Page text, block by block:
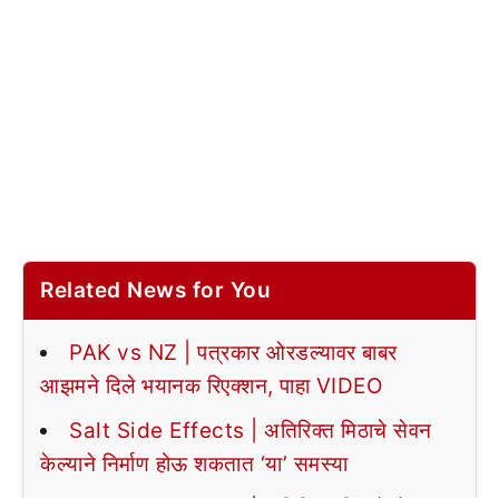
Related News for You
PAK vs NZ | पत्रकार ओरडल्यावर बाबर
आझमने दिले भयानक रिएक्शन, पाहा VIDEO
Salt Side Effects | अतिरिक्त मिठाचे सेवन
केल्याने निर्माण होऊ शकतात ‘या’ समस्या